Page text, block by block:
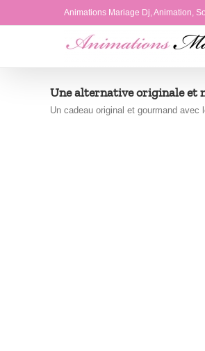
Animations Mariage Dj, Animation,
Une alternative originale et
Un cadeau original et gourmand